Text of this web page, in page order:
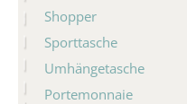
Shopper
Sporttasche
Umhängetasche
Portemonnaie